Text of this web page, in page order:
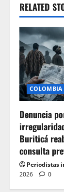
n
a
v
i
g
a
t
i
o
RELATED
COLOMBIA
Denuncia
Buriticá
consulta
Periodistas
2026
0